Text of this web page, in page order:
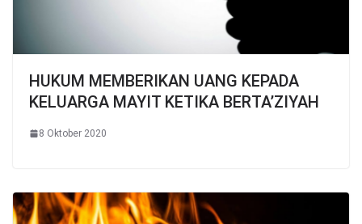
HUKUM MEMBERIKAN UANG KEPADA
KELUARGA MAYIT KETIKA BERTA’ZIYAH
8 Oktober 2020